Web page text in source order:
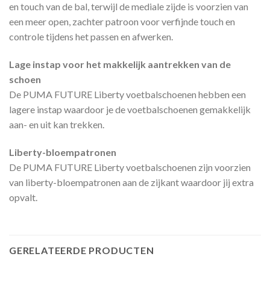
en touch van de bal, terwijl de mediale zijde is voorzien van
een meer open, zachter patroon voor verfijnde touch en
controle tijdens het passen en afwerken.
Lage instap voor het makkelijk aantrekken van de
schoen
De PUMA FUTURE Liberty voetbalschoenen hebben een
lagere instap waardoor je de voetbalschoenen gemakkelijk
aan- en uit kan trekken.
Liberty-bloempatronen
De PUMA FUTURE Liberty voetbalschoenen zijn voorzien
van liberty-bloempatronen aan de zijkant waardoor jij extra
opvalt.
GERELATEERDE PRODUCTEN